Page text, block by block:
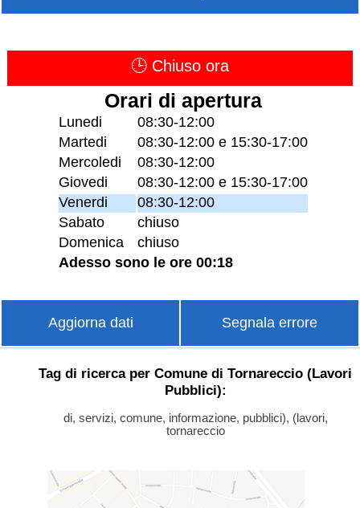
🕒 Chiuso ora
Orari di apertura
Lunedi
08:30-12:00
Martedi
08:30-12:00 e 15:30-17:00
Mercoledi
08:30-12:00
Giovedi
08:30-12:00 e 15:30-17:00
Venerdi
08:30-12:00
Sabato
chiuso
Domenica
chiuso
Adesso sono le ore 00:18
Aggiorna dati Segnala errore
Tag di ricerca per Comune di Tornareccio (Lavori
Pubblici):
di, servizi, comune, informazione, pubblici), (lavori,
tornareccio